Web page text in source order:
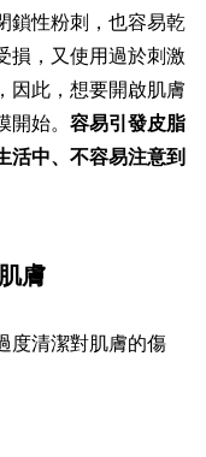
鎖性粉刺，也容易乾
損，又使用過於刺激
因此，想要開啟肌膚
始。 容易引發皮脂
活中、不容易注意到
膚
度清潔對肌膚的傷